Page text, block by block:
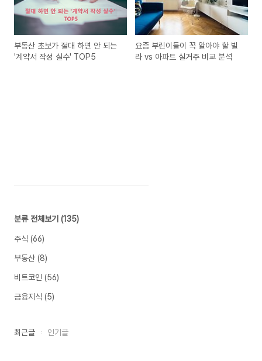
부동산 초보가 절대 하면 안 되는
'계약서 작성 실수' TOP5
요즘 부린이들이 꼭 알아야 할 빌
라 vs 아파트 실거주 비교 분석
분류 전체보기 (135)
주식 (66)
부동산 (8)
비트코인 (56)
금융지식 (5)
최근글 인기글